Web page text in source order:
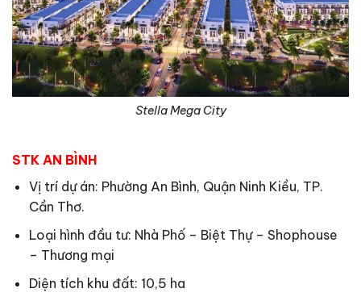
Stella Mega City
STK AN BÌNH
Vị trí dự án: Phường An Bình, Quận Ninh Kiều, TP.
Cần Thơ.
Loại hình đầu tư: Nhà Phố – Biệt Thự – Shophouse
– Thương mại
Diện tích khu đất: 10,5 ha